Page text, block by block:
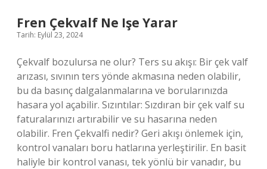
Fren Çekvalf Ne Işe Yarar
Tarih: Eylül 23, 2024
Çekvalf bozulursa ne olur? Ters su akışı: Bir çek valf
arızası, sıvının ters yönde akmasına neden olabilir,
bu da basınç dalgalanmalarına ve borularınızda
hasara yol açabilir. Sızıntılar: Sızdıran bir çek valf su
faturalarınızı artırabilir ve su hasarına neden
olabilir. Fren Çekvalfi nedir? Geri akışı önlemek için,
kontrol vanaları boru hatlarına yerleştirilir. En basit
haliyle bir kontrol vanası, tek yönlü bir vanadır, bu